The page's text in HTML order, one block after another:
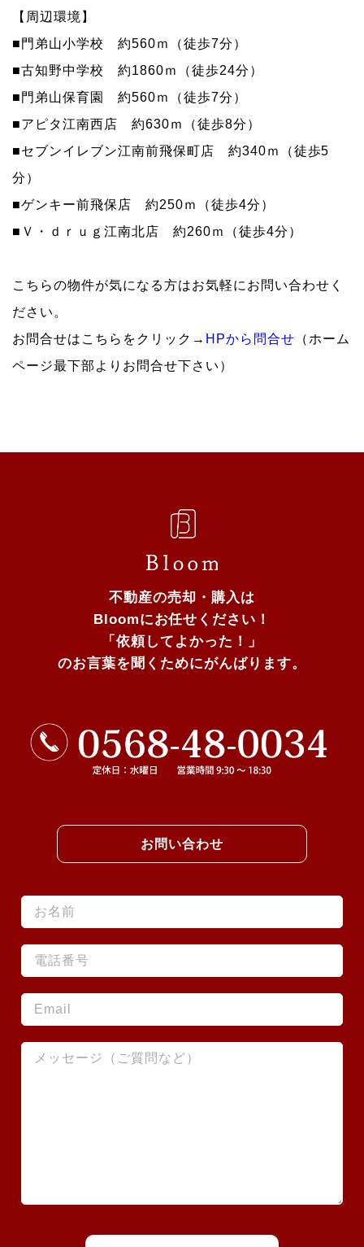
【周辺環境】
■門弟山小学校 約560ｍ（徒歩7分）
■古知野中学校 約1860ｍ（徒歩24分）
■門弟山保育園 約560ｍ（徒歩7分）
■アピタ江南西店 約630ｍ（徒歩8分）
■セブンイレブン江南前飛保町店 約340ｍ（徒歩5
分）
■ゲンキー前飛保店 約250ｍ（徒歩4分）
■Ｖ・ｄｒｕｇ江南北店 約260ｍ（徒歩4分）
こちらの物件が気になる方はお気軽にお問い合わせく
ださい。
お問合せはこちらをクリック→ HPから問合せ （ホーム
ページ最下部よりお問合せ下さい）
不動産の売却・購入は
Bloomにお任せください！
「依頼してよかった！」
のお言葉を聞くためにがんばります。
お問い合わせ